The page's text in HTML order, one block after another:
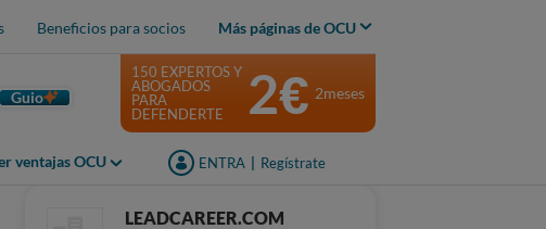
Beneficios para socios Más páginas de OCU
Guio
ventajas OCU ENTRA Regístrate
150 EXPERTOS Y
ABOGADOS
PARA
DEFENDERTE
2€ 2meses
LEADCAREER.COM